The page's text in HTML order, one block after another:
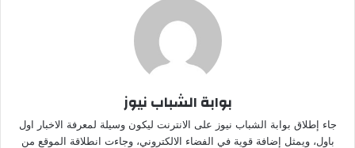
بوابة الشباب نيوز
جاء إطلاق بوابة الشباب نيوز على الانترنت ليكون وسيلة لمعرفة الاخبار اول
باول، ويمثل إضافة قوية في الفضاء الالكتروني، وجاءت انطلاقة الموقع من